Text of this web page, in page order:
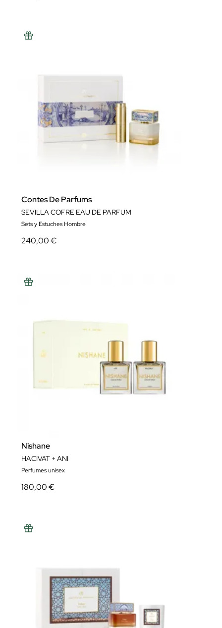
Contes De Parfums
SEVILLA COFRE EAU DE PARFUM
Sets y Estuches Hombre
240,00 €
Nishane
HACIVAT + ANI
Perfumes unisex
180,00 €